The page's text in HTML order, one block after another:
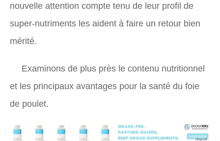
nouvelle attention compte tenu de leur profil de
super-nutriments les aident à faire un retour bien
mérité.
Examinons de plus près le contenu nutritionnel
et les principaux avantages pour la santé du foie
de poulet.